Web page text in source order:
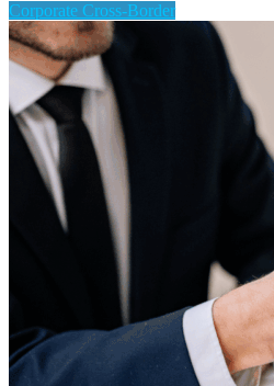
Corporate Cross-Border